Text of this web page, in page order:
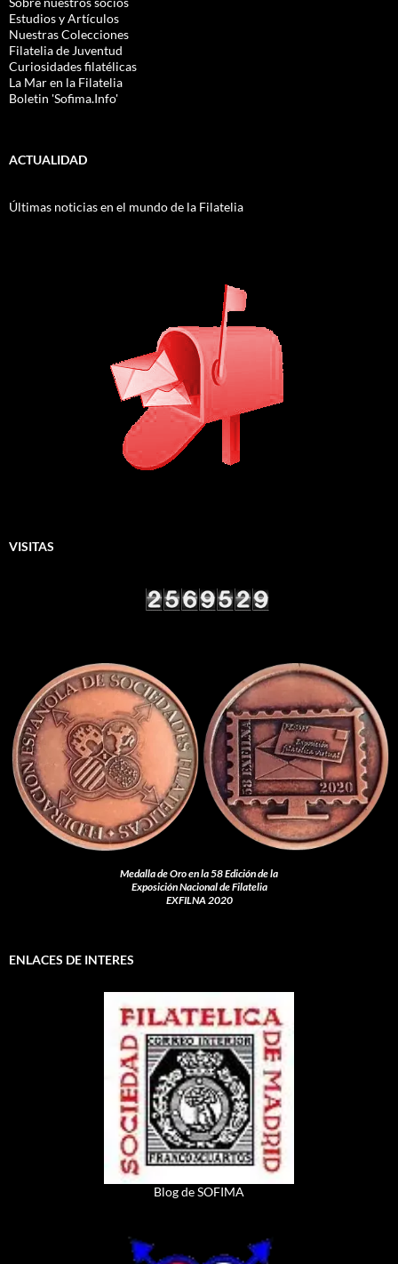
Estudios y Artículos
Nuestras Colecciones
Filatelia de Juventud
Curiosidades filatélicas
La Mar en la Filatelia
Boletin 'Sofima.Info'
ACTUALIDAD
Últimas noticias en el mundo de la Filatelia
VISITAS
Medalla de Oro en la 58 Edición de la
Exposición Nacional de Filatelia
EXFILNA 2020
ENLACES DE INTERES
Blog de SOFIMA